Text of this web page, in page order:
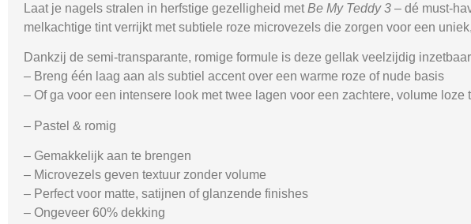
Laat je nagels stralen in herfstige gezelligheid met Be My Teddy 3 – dé must-
melkachtige tint verrijkt met subtiele roze microvezels die zorgen voor een
Dankzij de semi-transparante, romige formule is deze gellak veelzijdig
– Breng één laag aan als subtiel accent over een warme roze of nude basis
– Of ga voor een intensere look met twee lagen voor een zachtere, volume loze
– Pastel & romig
– Gemakkelijk aan te brengen
– Microvezels geven textuur zonder volume
– Perfect voor matte, satijnen of glanzende finishes
– Ongeveer 60% dekking